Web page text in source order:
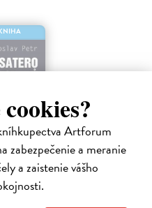
Artforum
zabezpečenie a meranie
a zaistenie vášho
na souši, ve